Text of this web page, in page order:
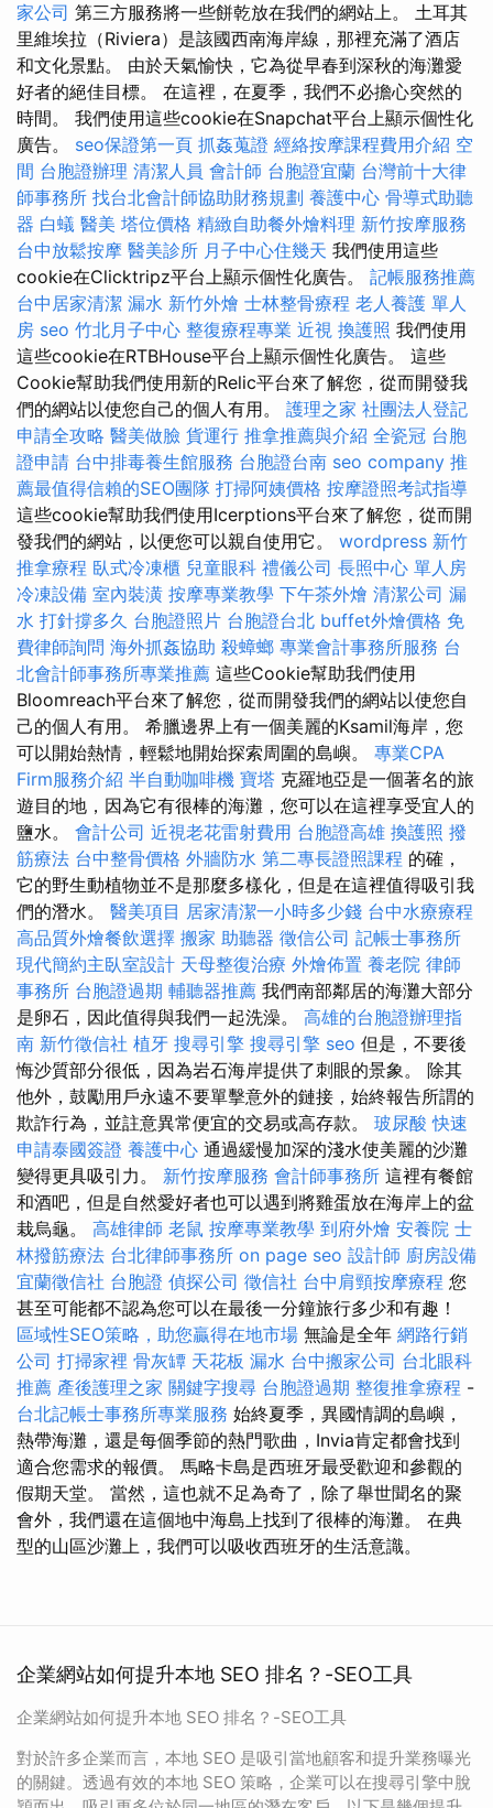
家公司 第三方服務將一些餅乾放在我們的網站上。 土耳其
里維埃拉（Riviera）是該國西南海岸線，那裡充滿了酒店
和文化景點。 由於天氣愉快，它為從早春到深秋的海灘愛
好者的絕佳目標。 在這裡，在夏季，我們不必擔心突然的
時間。 我們使用這些cookie在Snapchat平台上顯示個性化
廣告。 seo保證第一頁 抓姦蒐證 經絡按摩課程費用介紹 空
間 台胞證辦理 清潔人員 會計師 台胞證宜蘭 台灣前十大律
師事務所 找台北會計師協助財務規劃 養護中心 骨導式助聽
器 白蟻 醫美 塔位價格 精緻自助餐外燴料理 新竹按摩服務
台中放鬆按摩 醫美診所 月子中心住幾天 我們使用這些
cookie在Clicktripz平台上顯示個性化廣告。 記帳服務推薦
台中居家清潔 漏水 新竹外燴 士林整骨療程 老人養護 單人
房 seo 竹北月子中心 整復療程專業 近視 換護照 我們使用
這些cookie在RTBHouse平台上顯示個性化廣告。 這些
Cookie幫助我們使用新的Relic平台來了解您，從而開發我
們的網站以使您自己的個人有用。 護理之家 社團法人登記
申請全攻略 醫美做臉 貨運行 推拿推薦與介紹 全瓷冠 台胞
證申請 台中排毒養生館服務 台胞證台南 seo company 推
薦最值得信賴的SEO團隊 打掃阿姨價格 按摩證照考試指導
這些cookie幫助我們使用Icerptions平台來了解您，從而開
發我們的網站，以便您可以親自使用它。 wordpress 新竹
推拿療程 臥式冷凍櫃 兒童眼科 禮儀公司 長照中心 單人房
冷凍設備 室內裝潢 按摩專業教學 下午茶外燴 清潔公司 漏
水 打針撐多久 台胞證照片 台胞證台北 buffet外燴價格 免
費律師詢問 海外抓姦協助 殺蟑螂 專業會計事務所服務 台
北會計師事務所專業推薦 這些Cookie幫助我們使用
Bloomreach平台來了解您，從而開發我們的網站以使您自
己的個人有用。 希臘邊界上有一個美麗的Ksamil海岸，您
可以開始熱情，輕鬆地開始探索周圍的島嶼。 專業CPA
Firm服務介紹 半自動咖啡機 寶塔 克羅地亞是一個著名的旅
遊目的地，因為它有很棒的海灘，您可以在這裡享受宜人的
鹽水。 會計公司 近視老花雷射費用 台胞證高雄 換護照 撥
筋療法 台中整骨價格 外牆防水 第二專長證照課程 的確，
它的野生動植物並不是那麼多樣化，但是在這裡值得吸引我
們的潛水。 醫美項目 居家清潔一小時多少錢 台中水療療程
高品質外燴餐飲選擇 搬家 助聽器 徵信公司 記帳士事務所
現代簡約主臥室設計 天母整復治療 外燴佈置 養老院 律師
事務所 台胞證過期 輔聽器推薦 我們南部鄰居的海灘大部分
是卵石，因此值得與我們一起洗澡。 高雄的台胞證辦理指
南 新竹徵信社 植牙 搜尋引擎 搜尋引擎 seo 但是，不要後
悔沙質部分很低，因為岩石海岸提供了刺眼的景象。 除其
他外，鼓勵用戶永遠不要單擊意外的鏈接，始終報告所謂的
欺詐行為，並註意異常便宜的交易或高存款。 玻尿酸 快速
申請泰國簽證 養護中心 通過緩慢加深的淺水使美麗的沙灘
變得更具吸引力。 新竹按摩服務 會計師事務所 這裡有餐館
和酒吧，但是自然愛好者也可以遇到將雞蛋放在海岸上的盆
栽烏龜。 高雄律師 老鼠 按摩專業教學 到府外燴 安養院 士
林撥筋療法 台北律師事務所 on page seo 設計師 廚房設備
宜蘭徵信社 台胞證 偵探公司 徵信社 台中肩頸按摩療程 您
甚至可能都不認為您可以在最後一分鐘旅行多少和有趣！
區域性SEO策略，助您贏得在地市場 無論是全年 網路行銷
公司 打掃家裡 骨灰罈 天花板 漏水 台中搬家公司 台北眼科
推薦 產後護理之家 關鍵字搜尋 台胞證過期 整復推拿療程 -
台北記帳士事務所專業服務 始終夏季，異國情調的島嶼，
熱帶海灘，還是每個季節的熱門歌曲，Invia肯定都會找到
適合您需求的報價。 馬略卡島是西班牙最受歡迎和參觀的
假期天堂。 當然，這也就不足為奇了，除了舉世聞名的聚
會外，我們還在這個地中海島上找到了很棒的海灘。 在典
型的山區沙灘上，我們可以吸收西班牙的生活意識。
企業網站如何提升本地 SEO 排名？-SEO工具
企業網站如何提升本地 SEO 排名？-SEO工具
對於許多企業而言，本地 SEO 是吸引當地顧客和提升業務曝光
的關鍵。透過有效的本地 SEO 策略，企業可以在搜尋引擎中脫